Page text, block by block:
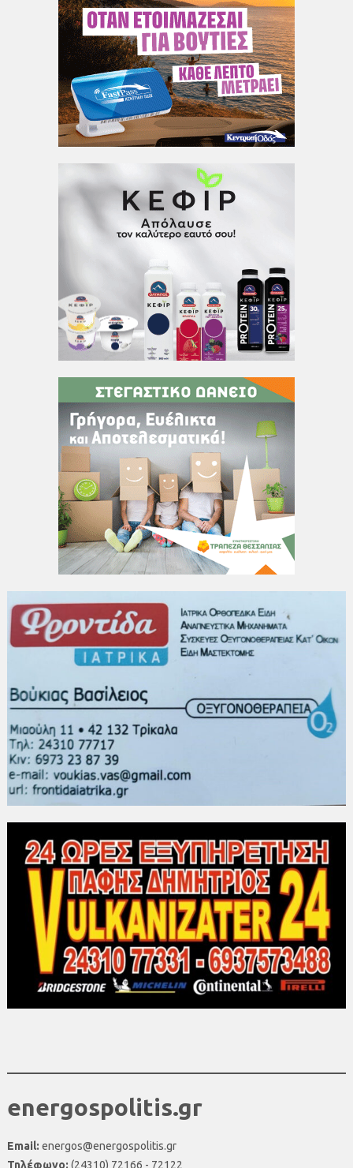
energospolitis.gr
Email: energos@energospolitis.gr
Τηλέφωνο: (24310) 72166 - 72122